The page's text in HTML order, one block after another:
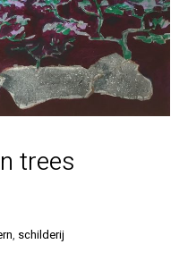
trees
, schilderij